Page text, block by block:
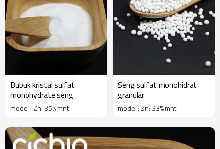
Bubuk kristal sulfat
monohydrate seng
model : Zn: 35% mnt
Seng sulfat monohidrat
granular
model : Zn: 33% mnt